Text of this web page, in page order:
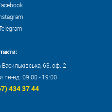
63, оф. 2
пн-нд: 09:00 - 19:00
434 37 44